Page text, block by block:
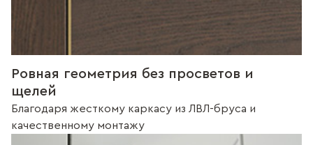
Ровная геометрия без просветов и
щелей
Благодаря жесткому каркасу из ЛВЛ-бруса и
качественному монтажу